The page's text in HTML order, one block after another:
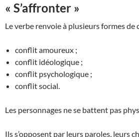
« S’affronter »
Le verbe renvoie à plusieurs formes de
conflit amoureux ;
conflit idéologique ;
conflit psychologique ;
conflit social.
Les personnages ne se battent pas
Ils s’opposent par leurs paroles, leurs